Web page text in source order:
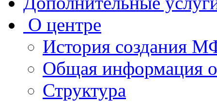
О центре
История создания
Общая
Структура